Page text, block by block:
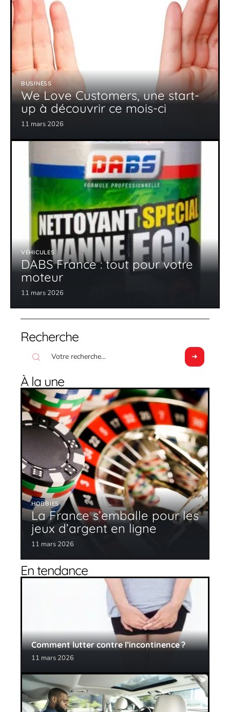
BUSINESS
We Love Customers, une start-
up à découvrir ce mois-ci
11 mars 2026
VÉHICULES
DABS France : tout pour votre
moteur
11 mars 2026
Recherche
À la une
HOBBIES
La France s’emballe pour les
jeux d’argent en ligne
11 mars 2026
En tendance
Comment lutter contre l’incontinence ?
11 mars 2026